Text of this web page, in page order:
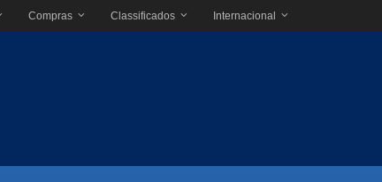
Compras Classificados Internacional